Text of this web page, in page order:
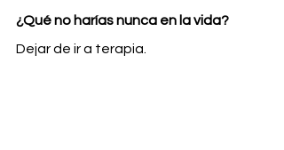
¿Qué no harías nunca en la vida?
Dejar de ir a terapia.